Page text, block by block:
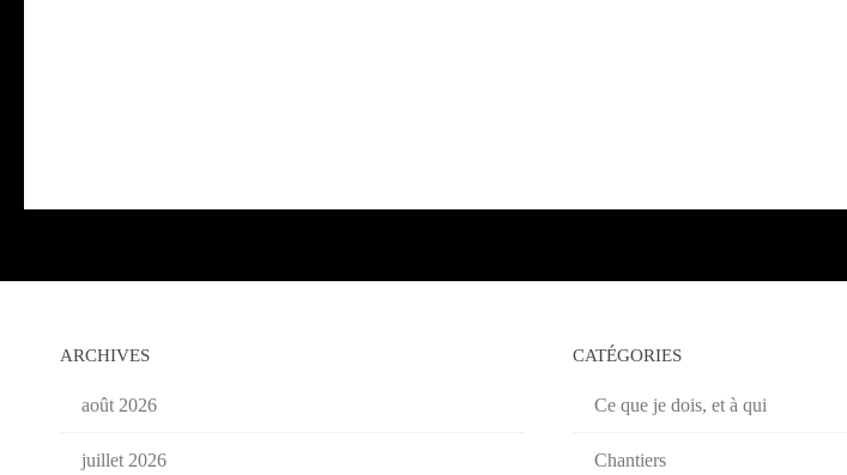
ARCHIVES
août 2026
juillet 2026
CATÉGORIES
Ce que je dois, et à qui
Chantiers